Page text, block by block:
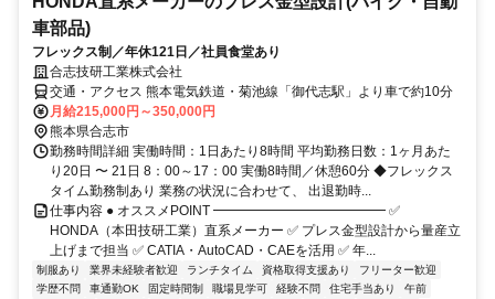
車部品)
フレックス制／年休121日／社員食堂あり
合志技研工業株式会社
交通・アクセス 熊本電気鉄道・菊池線「御代志駅」より車で約10分
月給215,000円～350,000円
熊本県合志市
勤務時間詳細 実働時間：1日あたり8時間 平均勤務日数：1ヶ月あた
り20日 〜 21日 8：00～17：00 実働8時間／休憩60分 ◆フレックス
タイム勤務制あり 業務の状況に合わせて、 出退勤時...
仕事内容 ● オススメPOINT ━━━━━━━━━━━━━ ✅
HONDA（本田技研工業）直系メーカー ✅ プレス金型設計から量産立
上げまで担当 ✅ CATIA・AutoCAD・CAEを活用 ✅ 年...
制服あり 業界未経験者歓迎 ランチタイム 資格取得支援あり
フリーター歓迎
学歴不問
車通勤OK 固定時間制 職場見学可 経験不問 住宅手当あり
午前